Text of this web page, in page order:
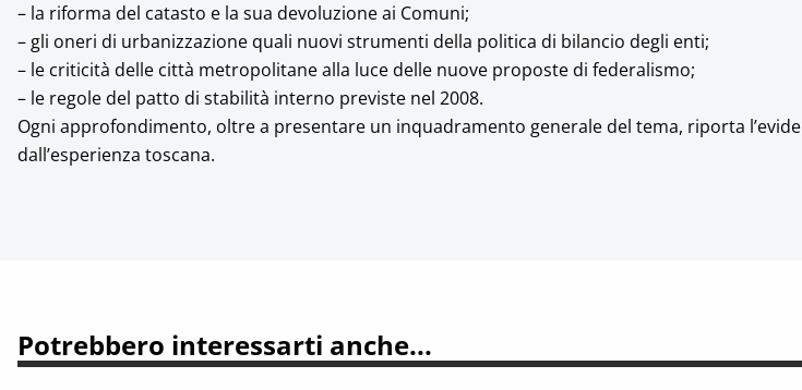
– la riforma del catasto e la sua devoluzione ai Comuni;
– gli oneri di urbanizzazione quali nuovi strumenti della politica di bilancio degli enti;
– le criticità delle città metropolitane alla luce delle nuove proposte di federalismo;
– le regole del patto di stabilità interno previste nel 2008.
Ogni approfondimento, oltre a presentare un inquadramento generale del tema, riporta
dall’esperienza toscana.
Potrebbero interessarti anche...